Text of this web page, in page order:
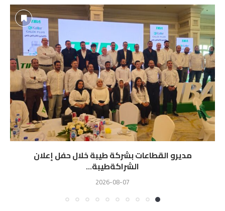
مديرو القطاعات بشركة طيبة خلال حفل إعلان
الشراكةطيبة...
2026-08-07